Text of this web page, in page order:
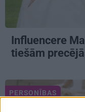
Influencere
tiešām
PERSONĪBAS